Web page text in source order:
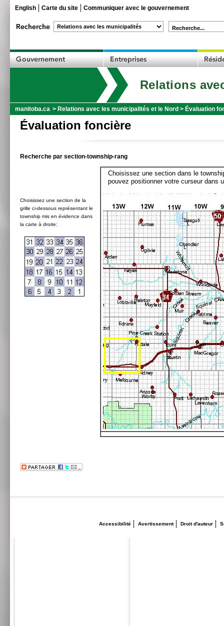
English Carte du site Communiquer avec le gouvernement
Recherche...
Relations
manitoba.ca > Relations avec les municipalités et le Nord > Évaluation
Évaluation foncière
Recherche par section-township-rang
Choisissez une section de la
grille ci-dessous représentant le
township mis en évidence dans
la carte à droite:
Choisissez une section dans le
pouvez positionner votre curseur dans
Accessibilité Avertissement Droit d'auteur